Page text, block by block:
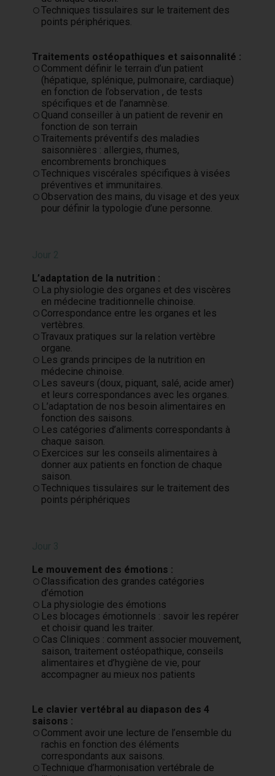
Techniques tissulaires sur le traitement des
points périphériques.
Traitements ostéopathiques et saisonnalité :
Comment définir le terrain d’un patient
(hépatique, splénique, pulmonaire, cardiaque)
en fonction de l’observation , de tests
spécifiques et de l’anamnèse.
Quand conseiller à un patient de revenir en
fonction de son terrain
Traitements préventifs des maladies
saisonnières : allergies, rhumes,
encombrements bronchiques
Techniques viscérales spécifiques à visées
préventives et immunitaires.
Observation des mains, du visage et des yeux
pour définir la typologie d’une personne.
Jour 2
L’adaptation de la nutrition :
La physiologie des organes et des viscères
en médecine traditionnelle chinoise.
Correspondance entre les organes et les
vertèbres.
Travaux pratiques sur la relation vertèbre
organe.
Les grands principes de la nutrition en
médecine chinoise.
Les saveurs (doux, piquant, salé, acide amer)
et leurs correspondances avec les organes.
L’adaptation de nos besoin alimentaires en
fonction des saisons.
Les catégories d’aliments correspondants à
chaque saison.
Exercices sur les conseils alimentaires à
donner aux patients en fonction de chaque
saison.
Techniques tissulaires sur le traitement des
points périphériques
Jour 3
Le mouvement des émotions :
Classification des grandes catégories
d’émotion
La physiologie des émotions
Les blocages émotionnels : savoir les repérer
et choisir quand les traiter.
Cas Cliniques : comment associer mouvement,
saison, traitement ostéopathique, conseils
alimentaires et d’hygiène de vie, pour
accompagner au mieux nos patients
Le clavier vertébral au diapason des 4
saisons :
Comment avoir une lecture de l’ensemble du
rachis en fonction des éléments
correspondants aux saisons.
Technique d’harmonisation vertébrale de